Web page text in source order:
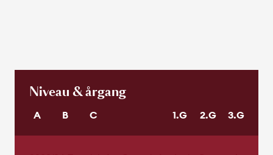
Niveau & årgang
A B C 1.G 2.G 3.G